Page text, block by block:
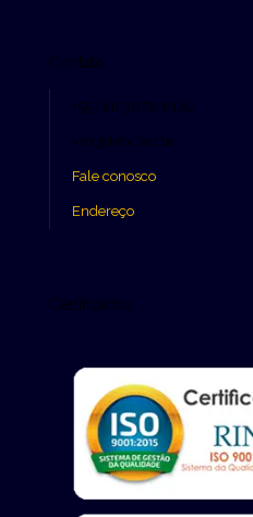
Contato
+55 (41) 3078 8182
knx@knx.ind.br
Fale conosco
Endereço
Certificados